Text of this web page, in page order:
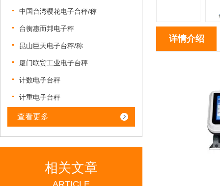
中国台湾樱花电子台秤/称
台衡惠而邦电子秤
昆山巨天电子台秤/称
厦门联贸工业电子台秤
计数电子台秤
计重电子台秤
查看更多
相关文章
ARTICLE
详情介绍